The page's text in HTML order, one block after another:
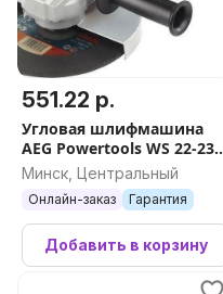
551.22 р.
Угловая шлифмашина
AEG Powertools WS 22-230
DMS 4935431730
Минск, Центральный
Онлайн-заказ Гарантия
Добавить в корзину